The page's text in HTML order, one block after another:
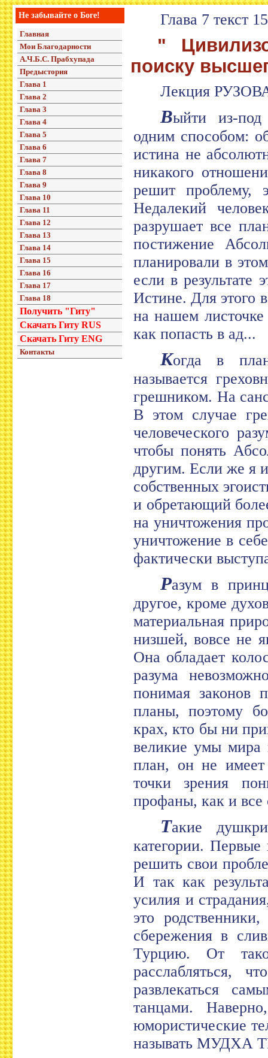
Не забывайте о Боге!
Главная
Мои Благодарности
А.Ч.Б.С. Прабхупада
Предыстория
Глава 1
Глава 2
Глава 3
Глава 4
Глава 5
Глава 6
Глава 7
Глава 8
Глава 9
Глава 10
Глава 11
Глава 12
Глава 13
Глава 14
Глава 15
Глава 16
Глава 17
Глава 18
Получить "Гиту"
Скачать Гиту RUS
Скачать Гиту ENG
Контакты
Глава 7 текст 15
"
поиску
Лекция
Выйти из-под
одним способом:
истина не
никакого
решит проблему,
Недалекий
разрушает все
постижение
планировали в
если в
Истине. Для этого
на нашем
как попасть в ад...
Когда в
называется
грешником. На
В этом случае
человеческого
чтобы понять
другим. Если же я
собственных
и обретающий
на уничтожения
уничтожение в
фактически
Разум в
другое, кроме
материальная
низшей, вовсе не
Она обладает
разума
понимая законов
планы, поэтому
крах, кто бы ни
великие умы мира
план, он не
точки зрения
профаны, как и все
Такие
категории.
решить свои
И так как
усилия и
это
сбережения в
Турцию. От
расслабляться,
развлекаться
танцами.
юмористические
называть МУДХА